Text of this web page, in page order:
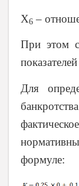
Х6 –
При этом
Для
формуле: